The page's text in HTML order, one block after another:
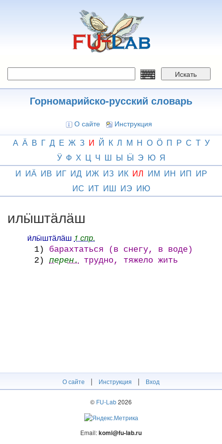
Искать
Горномарийско-русский словарь
О сайте Инструкция
А Ӓ В Г Д Е Ж З И Й К Л М Н О Ӧ П Р С Т У
Ӱ Ф Х Ц Ч Ш Ы Ӹ Э Ю Я
И ИӒ ИВ ИГ ИД ИЖ ИЗ ИК ИЛ ИМ ИН ИП ИР
ИС ИТ ИШ ИЭ ИЮ
илӹштӓлӓш
и́лӹштӓлӓш 1 спр.
1)
барахтаться (в снегу, в воде)
2)
перен. трудно, тяжело жить
О сайте | Инструкция | Вход
© FU-Lab2026
Email:komi@fu-lab.ru